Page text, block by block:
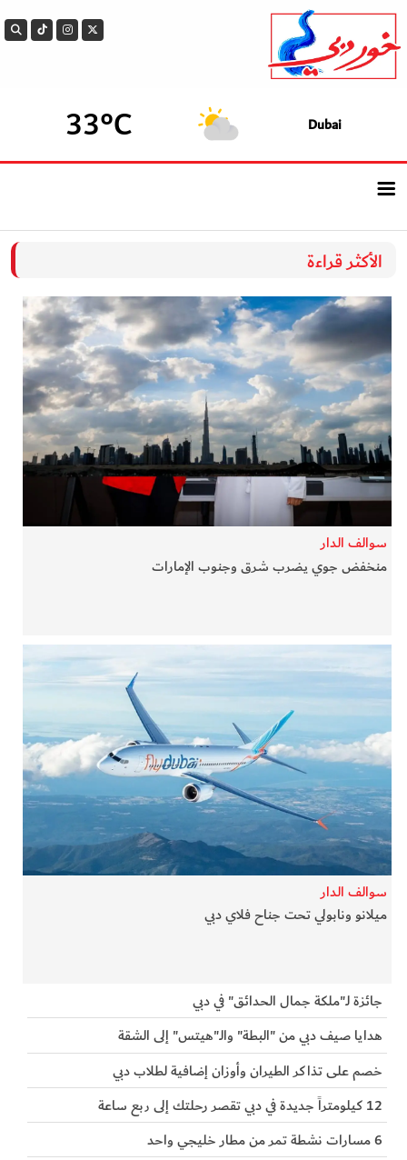
Dubai
33°C
الرئيسيــة
سوالف الدار
بيزنس
في المرمى
وثائقيات الخور
فن وثقافة
كوكب دبي
فيديو
كل الأقسام
أبناء الديرة
الفرجان
تكنولوجيا
من العالم
الأكثر قراءة
سوالف الدار
منخفض جوي يضرب شرق وجنوب الإمارات
سوالف الدار
ميلانو ونابولي تحت جناح فلاي دبي
جائزة لـ"ملكة جمال الحدائق" في دبي
هدايا صيف دبي من "البطة" والـ"هيتس" إلى الشقة
خصم على تذاكر الطيران وأوزان إضافية لطلاب دبي
12 كيلومتراً جديدة في دبي تقصر رحلتك إلى ربع ساعة
6 مسارات نشطة تمر من مطار خليجي واحد